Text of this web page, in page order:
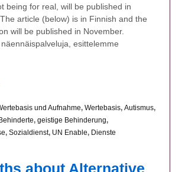
being for real, will be published in
article (below) is in Finnish and the
will be published in November.
esittelemme
und Aufnahme, Wertebasis, Autismus,
, geistige Behinderung,
, Sozialdienst, UN Enable, Dienste
about Alternative